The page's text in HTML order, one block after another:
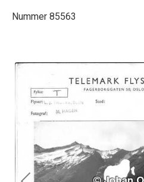
Nummer 85563